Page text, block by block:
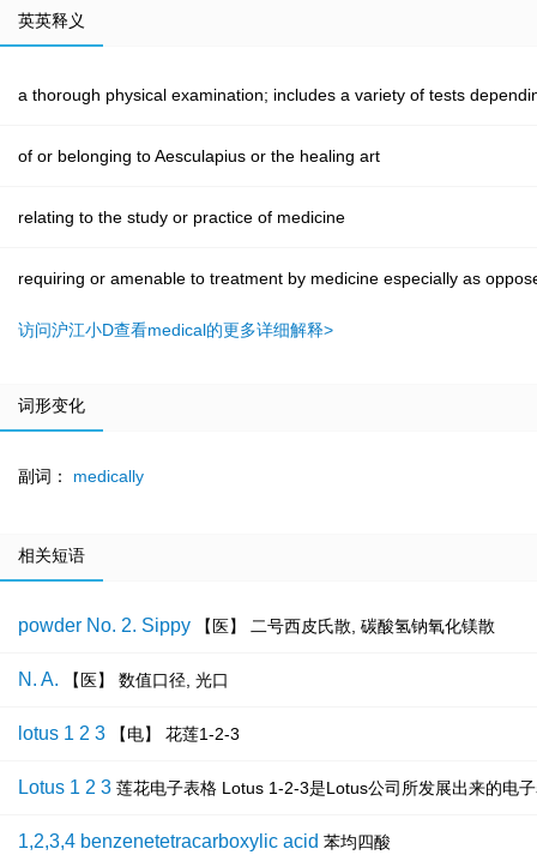
英英释义
a thorough physical examination; includes a variety of tests
of or belonging to Aesculapius or the healing art
relating to the study or practice of medicine
requiring or amenable to treatment by medicine especially as
访问沪江小D查看medical的更多详细解释>
词形变化
副词： medically
相关短语
powder No. 2. Sippy 【医】 二号西皮氏散, 碳酸氢钠氧化镁散
N. A. 【医】 数值口径, 光口
lotus 1 2 3 【电】 花莲1-2-3
Lotus 1 2 3 莲花电子表格 Lotus 1-2-3是Lotus公司所发展出来的电
1,2,3,4 benzenetetracarboxylic acid 苯均四酸